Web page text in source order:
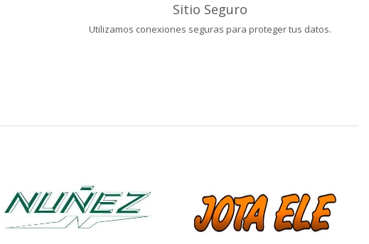
Sitio Seguro
Utilizamos conexiones seguras para proteger tus datos.